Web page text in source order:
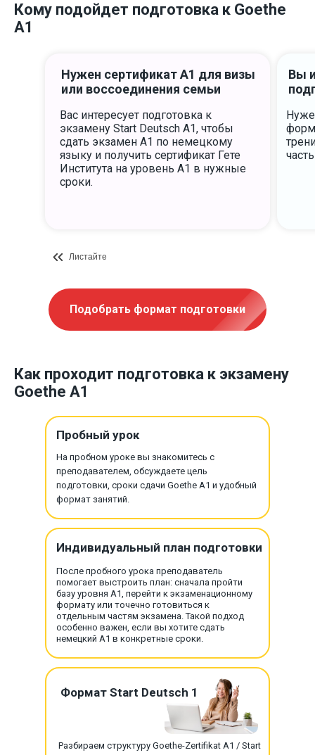
Кому подойдет подготовка к Goethe
A1
Нужен сертификат A1 для визы
или воссоединения семьи
Вас интересует подготовка к
экзамену Start Deutsch A1, чтобы
сдать экзамен А1 по немецкому
языку и получить сертификат Гете
Института на уровень А1 в нужные
сроки.
Вы
Листайте
Подобрать формат подготовки
Как проходит подготовка к экзамену
Goethe A1
Индивидуальный план подготовки
После пробного урока преподаватель
помогает выстроить план: сначала пройти
базу уровня A1, перейти к экзаменационному
формату или точечно готовиться к
отдельным частям экзамена. Такой подход
особенно важен, если вы хотите сдать
немецкий A1 в конкретные сроки.
Формат Start Deutsch 1
Разбираем структуру Goethe-Zertifikat A1 / Start
На пробном уроке вы знакомитесь с
преподавателем, обсуждаете цель
подготовки, сроки сдачи Goethe A1 и удобный
формат занятий.
Пробный урок